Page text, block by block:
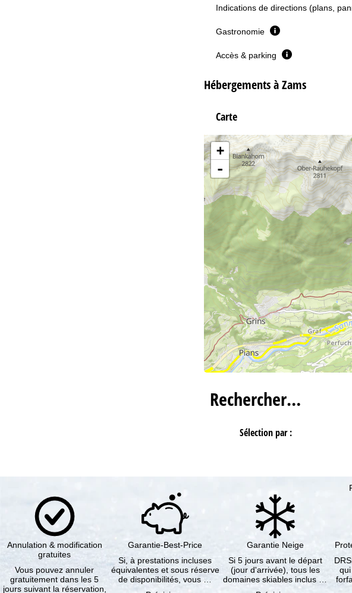
Indications de directions (plans,
Gastronomie
Accès & parking
Hébergements à Zams
Carte
+
-
Rechercher…
Sélection par :
Annulation & modification
gratuites
Vous pouvez annuler
gratuitement dans les 5
jours suivant la réservation,
Garantie-Best-Price
Si, à prestations incluses
équivalentes et sous réserve
de disponibilités, vous …
Garantie Neige
Si 5 jours avant le départ
(jour d'arrivée), tous les
domaines skiables inclus …